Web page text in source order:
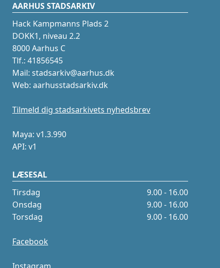
AARHUS STADSARKIV
Hack Kampmanns Plads 2
DOKK1, niveau 2.2
8000 Aarhus C
Tlf.: 41856545
Mail: stadsarkiv@aarhus.dk
Web: aarhusstadsarkiv.dk
Tilmeld dig stadsarkivets nyhedsbrev
Maya: v1.3.990
API: v1
LÆSESAL
Tirsdag
9.00 - 16.00
Onsdag
9.00 - 16.00
Torsdag
9.00 - 16.00
Facebook